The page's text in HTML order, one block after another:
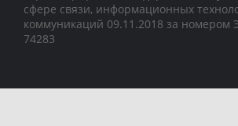
сфере связи, информационных
коммуникаций 09.11.2018 за
74283